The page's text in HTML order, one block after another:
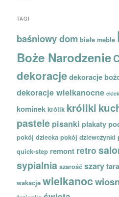
TAGI
baśniowy dom białe meble
Boże Narodzenie
dekoracjedekoracje
dekoracje wielkanocne
kominek królik króliki
pastele pisanki plakaty
pokój dziecka pokój dziewczynki
quick-step remont retro
sypialnia szarość szary
wakacje wielkanoc